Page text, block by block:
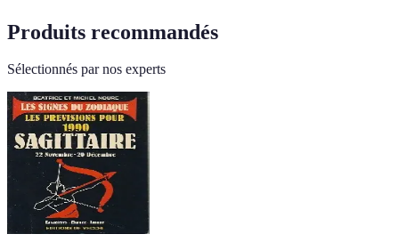
Produits recommandés
Sélectionnés par nos experts